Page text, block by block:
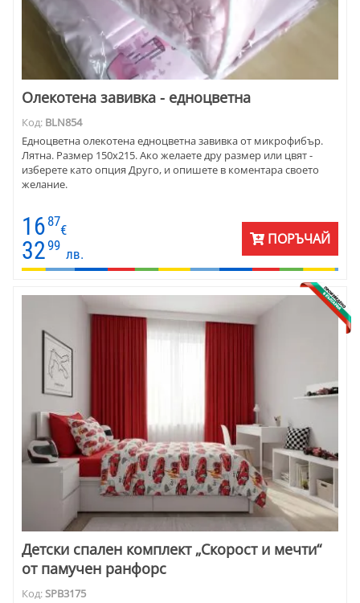
Олекотена завивка - едноцветна
Код: BLN854
Едноцветна олекотена едноцветна завивка от микрофибър.
Лятна. Размер 150х215. Ако желаете дру размер или цвят -
изберете като опция Друго, и опишете в коментара своето
желание.
16 87
€
3299
лв.
ПОРЪЧАЙ
Детски спален комплект „Скорост и мечти“
от памучен ранфорс
Код:SPB3175